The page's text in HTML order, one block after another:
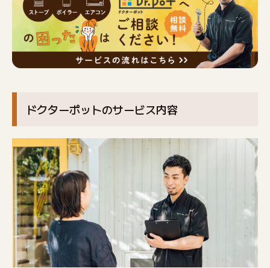
ドクターポットのサービス内容